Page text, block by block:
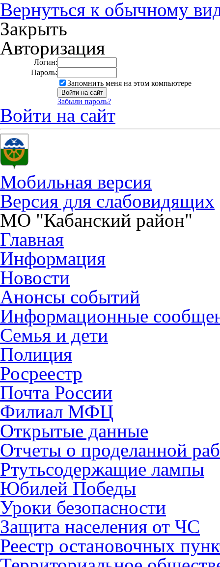
Вернуться к обычному
Закрыть
Авторизация
Логин:
Пароль:
Запомнить меня на этом компьютере
Забыли пароль?
Войти на сайт
Мобильная версия
Версия для слабовидящих
МО "Кабанский район"
Главная
Информация
Новости
Анонсы событий
Информационные
Семья и дети
Полиция
Росреестр
Почта России
Филиал МФЦ
Открытые данные
Отчеты о проделанной
Ртутьсодержащие лампы
Юбилей Победы
Уроки безопасности
Защита населения от ЧС
Реестр остановочных